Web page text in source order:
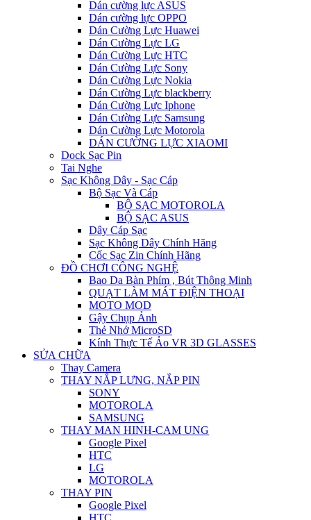
Dán cường lực ASUS
Dán cường lực OPPO
Dán Cường Lực Huawei
Dán Cường Lực LG
Dán Cường Lực HTC
Dán Cường Lực Sony
Dán Cường Lực Nokia
Dán Cường Lực blackberry
Dán Cường Lực Iphone
Dán Cường Lực Samsung
Dán Cường Lực Motorola
DÁN CƯỜNG LỰC XIAOMI
Dock Sạc Pin
Tai Nghe
Sạc Không Dây - Sạc Cáp
Bộ Sạc Và Cáp
BỘ SẠC MOTOROLA
BỘ SẠC ASUS
Dây Cáp Sạc
Sạc Không Dây Chính Hãng
Cốc Sạc Zin Chính Hãng
ĐỒ CHƠI CÔNG NGHỆ
Bao Da Bàn Phím , Bút Thông Minh
QUẠT LÀM MÁT ĐIỆN THOẠI
MOTO MOD
Gậy Chụp Ảnh
Thẻ Nhớ MicroSD
Kính Thực Tế Ảo VR 3D GLASSES
SỬA CHỮA
Thay Camera
THAY NẮP LƯNG, NẮP PIN
SONY
MOTOROLA
SAMSUNG
THAY MAN HINH-CAM UNG
Google Pixel
HTC
LG
MOTOROLA
THAY PIN
Google Pixel
HTC